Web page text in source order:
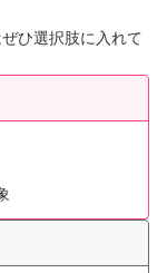
ぜひ選択肢に入れて